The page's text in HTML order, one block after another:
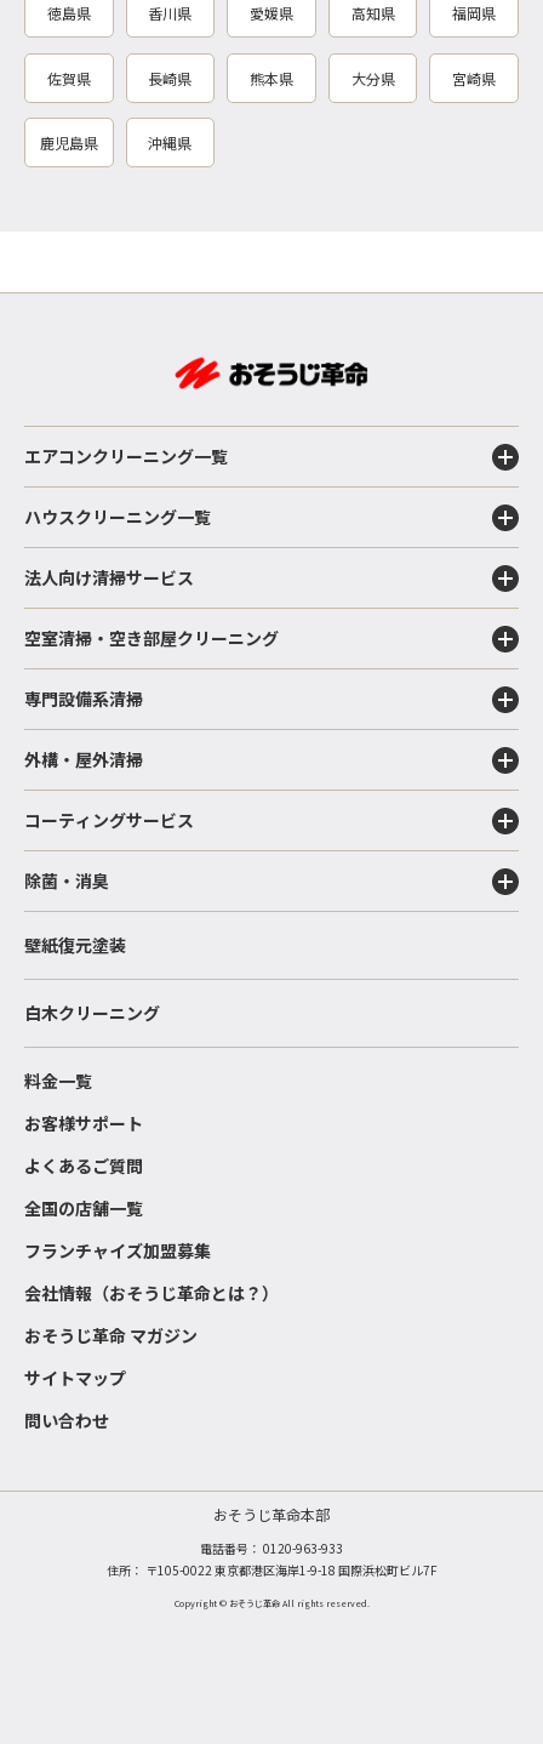
徳島県 香川県 愛媛県 高知県 福岡県
佐賀県 長崎県 熊本県 大分県 宮崎県
鹿児島県 沖縄県
エアコンクリーニング一覧
ハウスクリーニング一覧
法人向け清掃サービス
空室清掃・空き部屋クリーニング
専門設備系清掃
外構・屋外清掃
コーティングサービス
除菌・消臭
壁紙復元塗装
白木クリーニング
料金一覧
お客様サポート
よくあるご質問
全国の店舗一覧
フランチャイズ加盟募集
会社情報（おそうじ革命とは？）
おそうじ革命 マガジン
サイトマップ
問い合わせ
おそうじ革命本部
電話番号： 0120-963-933
住所： 〒105-0022 東京都港区海岸1-9-18 国際浜松町ビル7F
Copyright © おそうじ革命 All rights reserved.